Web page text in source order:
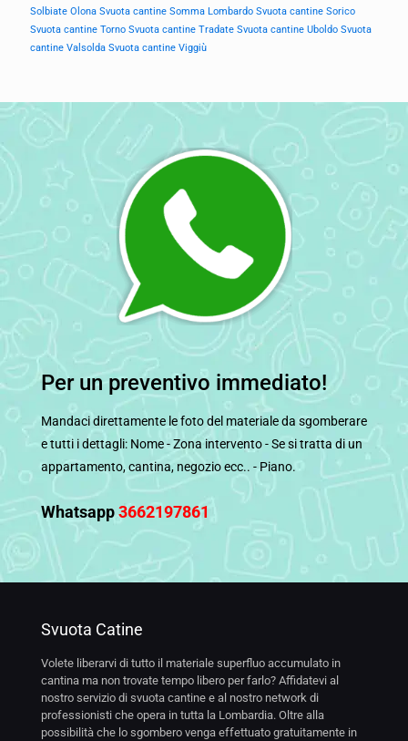
Solbiate Olona Svuota cantine Somma Lombardo Svuota cantine Sorico
Svuota cantine Torno Svuota cantine Tradate Svuota cantine Uboldo Svuota
cantine Valsolda Svuota cantine Viggiù
Per un preventivo immediato!
Mandaci direttamente le foto del materiale da sgomberare
e tutti i dettagli: Nome - Zona intervento - Se si tratta di un
appartamento, cantina, negozio ecc.. - Piano.
Whatsapp3662197861
Svuota Catine
Volete liberarvi di tutto il materiale superfluo accumulato in
cantina ma non trovate tempo libero per farlo? Affidatevi al
nostro servizio di svuota cantine e al nostro network di
professionisti che opera in tutta la Lombardia. Oltre alla
possibilità che lo sgombero venga effettuato gratuitamente in